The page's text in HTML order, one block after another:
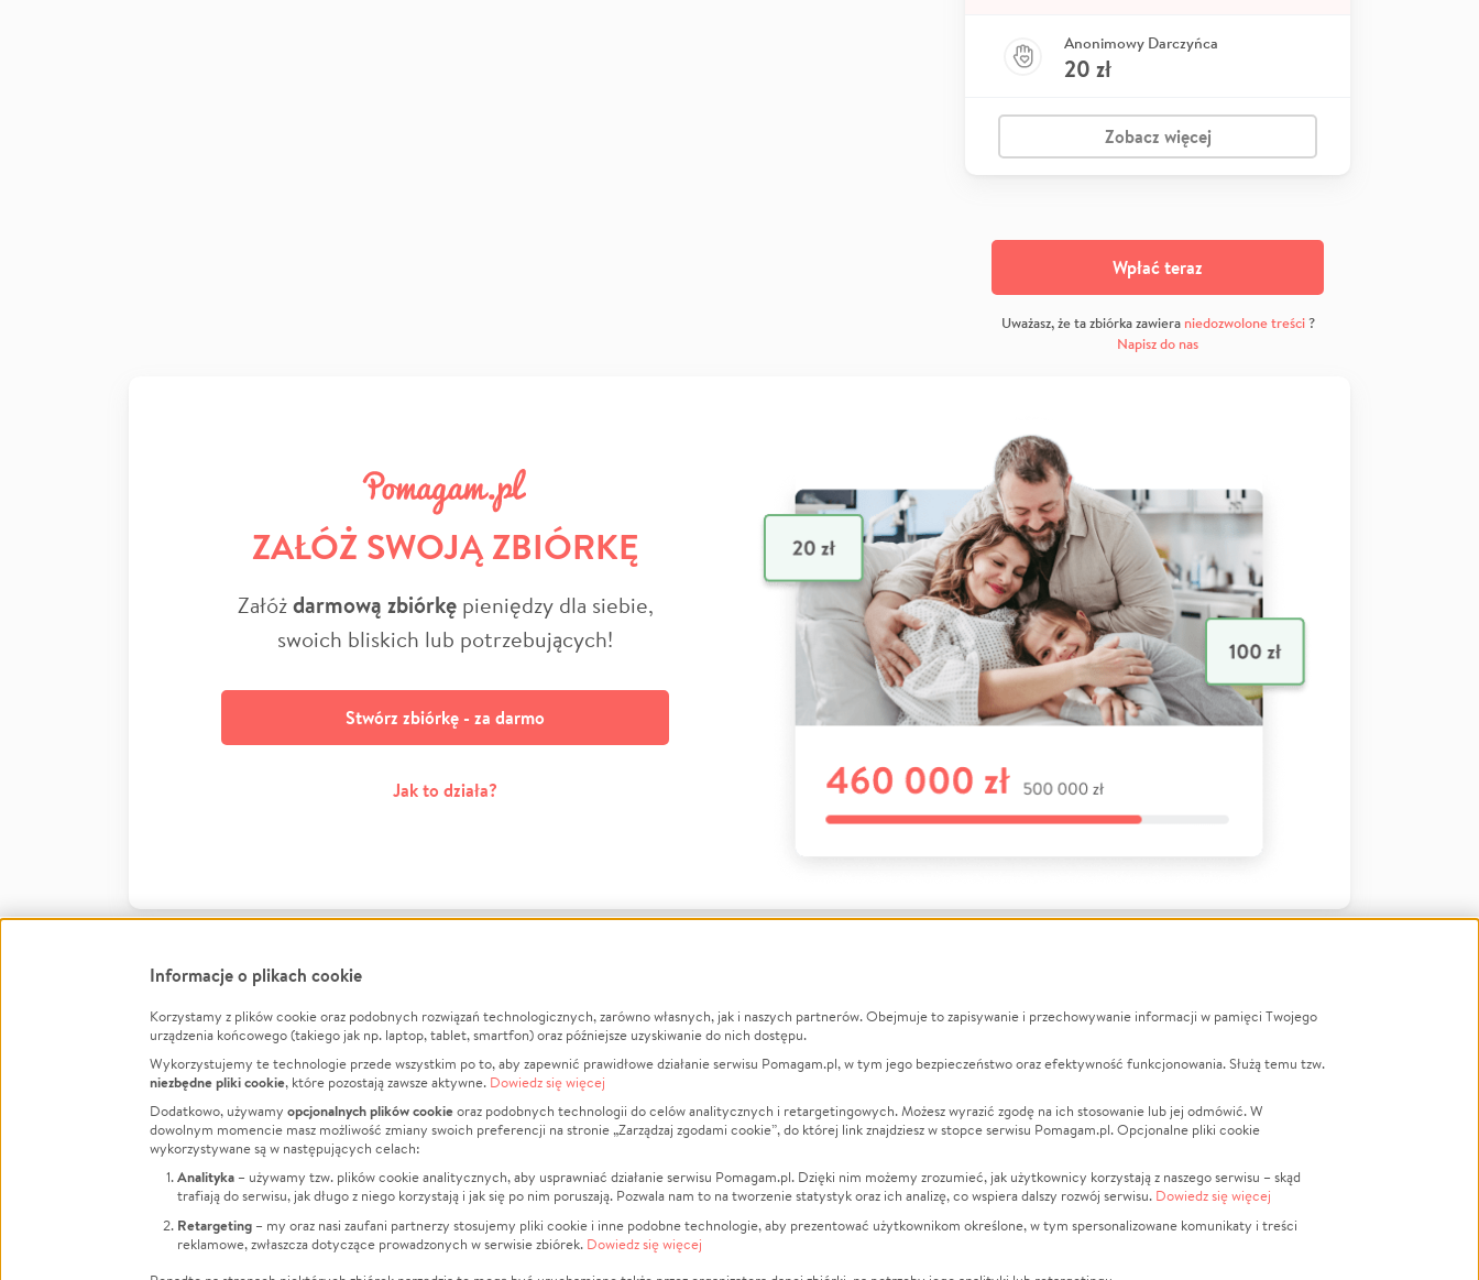
Anonimowy Darczyńca
20 zł
Zobacz więcej
Wpłać teraz
Uważasz, że ta zbiórka zawiera niedozwolone treści?
Napisz do nas
ZAŁÓŻ SWOJĄ ZBIÓRKĘ
Załóżdarmową zbiórkępieniędzy dla siebie,
swoich bliskich lub potrzebujących!
Stwórz zbiórkę - za darmo
Jak to działa?
FacebookTwitter Instagram
LinkedInTikTok Youtube
Informacje
Jak to działa?
Regulamin
Polityka Prywatności
Kontakt
Porównanie serwisów
Polityka plików cookie
Zarządzaj zgodami cookie
O nas
Opinie
Raporty
Za darmo
Dla NGO
Fundacja Pomagam.pl
Zbieraj na
Leczenie
Zwierzęta
Pożar
Sport
Pomoc Finansowa
Pogrzeb
LGBTQ+
Powódź
Wichura
Religia
Edukacja
Informacje o plikach cookie
Korzystamy z plików cookie oraz podobnych rozwiązań technologicznych, zarówno własnych, jak i naszych partnerów. Obejmuje to zapisywanie i przechowywanie informacji w pamięci Twojego
urządzenia końcowego (takiego jak np. laptop, tablet, smartfon) oraz późniejsze uzyskiwanie do nich dostępu.
Wykorzystujemy te technologie przede wszystkim po to, aby zapewnić prawidłowe działanie serwisu Pomagam.pl, w tym jego bezpieczeństwo oraz efektywność funkcjonowania. Służą temu tzw.
niezbędne pliki cookie, które pozostają zawsze aktywne. Dowiedz się więcej
Dodatkowo, używamy opcjonalnych plików cookieoraz podobnych technologii do celów analitycznych i retargetingowych. Możesz wyrazić zgodę na ich stosowanie lub jej odmówić. W
dowolnym momencie masz możliwość zmiany swoich preferencji na stronie „Zarządzaj zgodami cookie”, do której link znajdziesz w stopce serwisu Pomagam.pl. Opcjonalne pliki cookie
wykorzystywane są w następujących celach:
Analityka – używamy tzw. plików cookie analitycznych, aby usprawniać działanie serwisu Pomagam.pl. Dzięki nim możemy zrozumieć, jak użytkownicy korzystają z naszego serwisu – skąd
trafiają do serwisu, jak długo z niego korzystają i jak się po nim poruszają. Pozwala nam to na tworzenie statystyk oraz ich analizę, co wspiera dalszy rozwój serwisu. Dowiedz się więcej
Retargeting – my oraz nasi zaufani partnerzy stosujemy pliki cookie i inne podobne technologie, aby prezentować użytkownikom określone, w tym spersonalizowane komunikaty i treści
reklamowe, zwłaszcza dotyczące prowadzonych w serwisie zbiórek. Dowiedz się więcej